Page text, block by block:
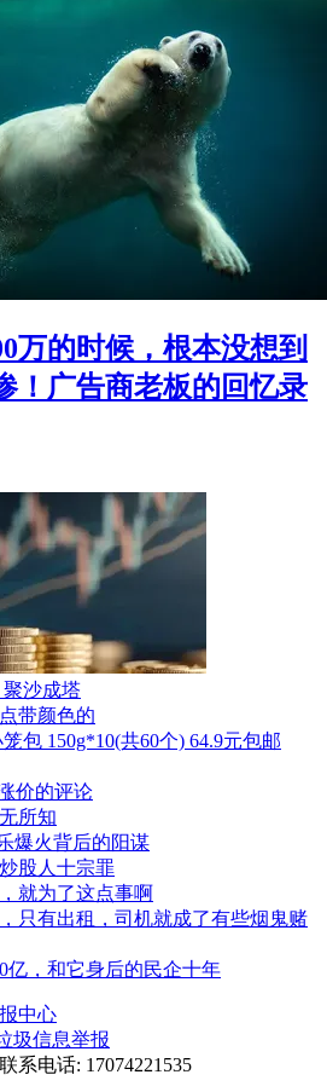
万的时候，根本没想到
！广告商老板的回忆录
沙成塔
带颜色的
包 150g*10(共60个) 64.9元包邮
价的评论
所知
爆火背后的阳谋
股人十宗罪
就为了这点事啊
只有出租，司机就成了有些烟鬼赌
亿，和它身后的民企十年
中心
圾信息举报
系电话: 17074221535